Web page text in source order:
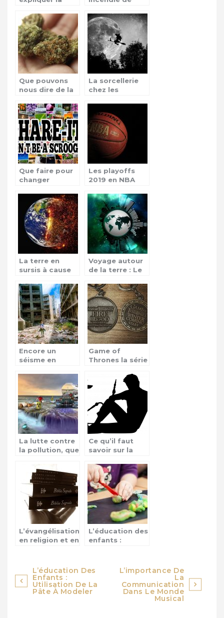
Tiger Woods au
tournoi
d’Augusta ?
Paris
Que pouvons
nous dire de la
cannabis en
France ?
La sorcellerie
chez les
Que faire pour
changer
radin ?
Les playoffs
2019 en NBA
La terre en
sursis à cause
catastrophes
Voyage autour
de la terre : Le
Encore un
séisme en
Nouvelle-
Guinée!
Game of
Thrones la série
planétaire
La lutte contre
la pollution, que
Ce qu’il faut
savoir sur la
L’évangélisation
en religion et en
L’éducation des
enfants :
Navigation
de
L’éducation Des
Enfants :
Utilisation De La
Pâte À Modeler
L’importance De
La
Communication
Dans Le Monde
Musical